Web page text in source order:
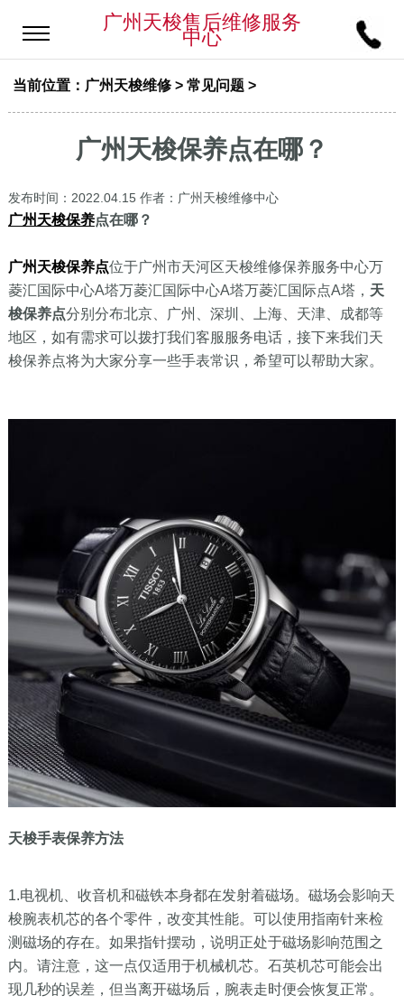
广州天梭售后维修服务
中心
当前位置： 广州天梭维修> 常见问题>
广州天梭保养点在哪？
发布时间：2022.04.15 作者：广州天梭维修中心
广州天梭保养点在哪？
广州天梭保养点位于广州市天河区天梭维修保养服务中心万
菱汇国际中心A塔万菱汇国际中心A塔万菱汇国际点A塔， 天
梭保养点分别分布北京、广州、深圳、上海、天津、成都等
地区，如有需求可以拨打我们客服服务电话，接下来我们天
梭保养点将为大家分享一些手表常识，希望可以帮助大家。
天梭手表保养方法
1.电视机、收音机和磁铁本身都在发射着磁场。磁场会影响天
梭腕表机芯的各个零件，改变其性能。可以使用指南针来检
测磁场的存在。如果指针摆动，说明正处于磁场影响范围之
内。请注意，这一点仅适用于机械机芯。石英机芯可能会出
现几秒的误差，但当离开磁场后，腕表走时便会恢复正常。